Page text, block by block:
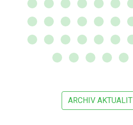
ARCHIV AKTUALIT